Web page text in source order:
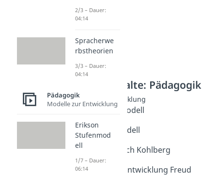
Weitere Inhalte: Pädagogik
Modelle zur Entwicklung
Erikson Stufenmodell
Dauer: 06:14
Piaget Stufenmodell
Dauer: 05:32
Stufenmodell nach Kohlberg
Dauer: 04:21
Psychosexuelle Entwicklung Freud
2/3 – Dauer:
04:14
Spracherwe
rbstheorien
3/3 – Dauer:
04:14
Pädagogik
Modelle zur Entwicklung
Erikson
Stufenmod
ell
1/7 – Dauer:
06:14